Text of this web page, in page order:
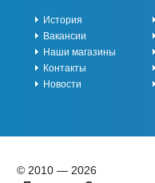
История
Вакансии
Наши магазины
Контакты
Новости
© 2010 — 2026